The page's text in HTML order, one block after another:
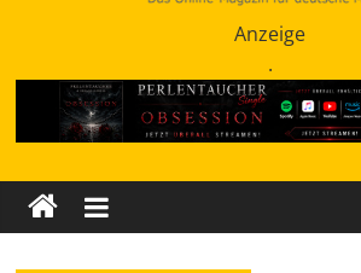
SchlagerMAGazinOnline
Anzeige
.